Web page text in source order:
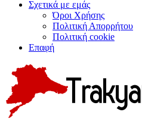
Σχετικά με εμάς
Όροι Χρήσης
Πολιτική Απορρήτου
Πολιτική cookie
Επαφή